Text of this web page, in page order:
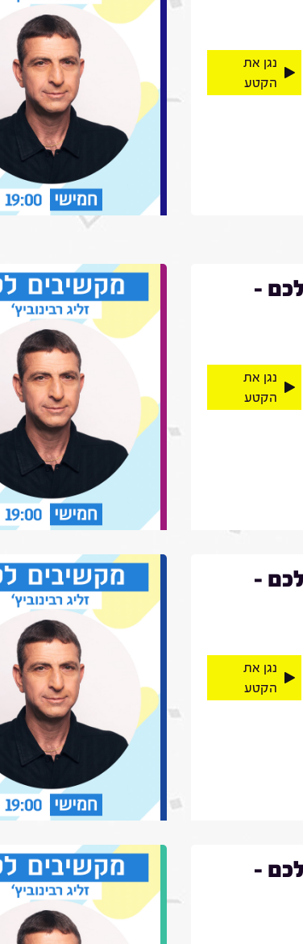
נגן את
הקטע
-
נגן את
הקטע
-
נגן את
הקטע
-